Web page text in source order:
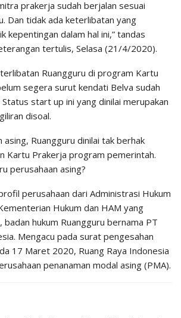
prakerja sudah berjalan sesuai
Dan tidak ada keterlibatan yang
kepentingan dalam hal ini,” tandas
tertulis, Selasa (21/4/2020).
Ruangguru di program Kartu
segera surut kendati Belva sudah
start up ini yang dinilai merupakan
disoal.
asing, Ruangguru dinilai tak berhak
Kartu Prakerja program pemerintah.
perusahaan asing?
perusahaan dari Administrasi Hukum
Hukum dan HAM yang
hukum Ruangguru bernama PT
Mengacu pada surat pengesahan
17 Maret 2020, Ruang Raya Indonesia
penanaman modal asing (PMA).